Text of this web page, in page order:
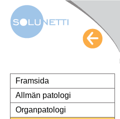
Framsida
Allmän patologi
Organpatologi